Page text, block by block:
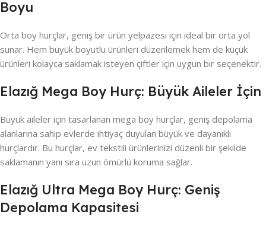
Boyu
Orta boy hurçlar, geniş bir ürün yelpazesi için ideal bir orta yol
sunar. Hem büyük boyutlu ürünleri düzenlemek hem de küçük
ürünleri kolayca saklamak isteyen çiftler için uygun bir seçenektir.
Elazığ Mega Boy Hurç: Büyük Aileler İçin
Büyük aileler için tasarlanan mega boy hurçlar, geniş depolama
alanlarına sahip evlerde ihtiyaç duyulan büyük ve dayanıklı
hurçlardır. Bu hurçlar, ev tekstili ürünlerinizi düzenli bir şekilde
saklamanın yanı sıra uzun ömürlü koruma sağlar.
Elazığ Ultra Mega Boy Hurç: Geniş
Depolama Kapasitesi